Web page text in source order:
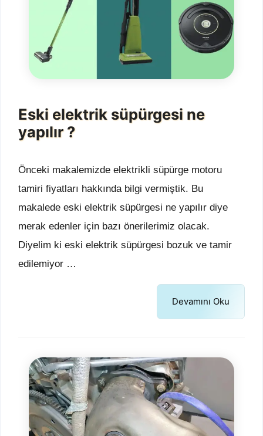
Eski elektrik süpürgesi ne
yapılır ?
Önceki makalemizde elektrikli süpürge motoru
tamiri fiyatları hakkında bilgi vermiştik. Bu
makalede eski elektrik süpürgesi ne yapılır diye
merak edenler için bazı önerilerimiz olacak.
Diyelim ki eski elektrik süpürgesi bozuk ve tamir
edilemiyor …
Devamını Oku